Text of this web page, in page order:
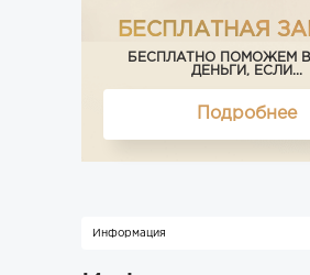
БЕСПЛАТНАЯ
БЕСПЛАТНО ПОМОЖЕМ
ДЕНЬГИ, ЕСЛИ...
Подробнее
Информация